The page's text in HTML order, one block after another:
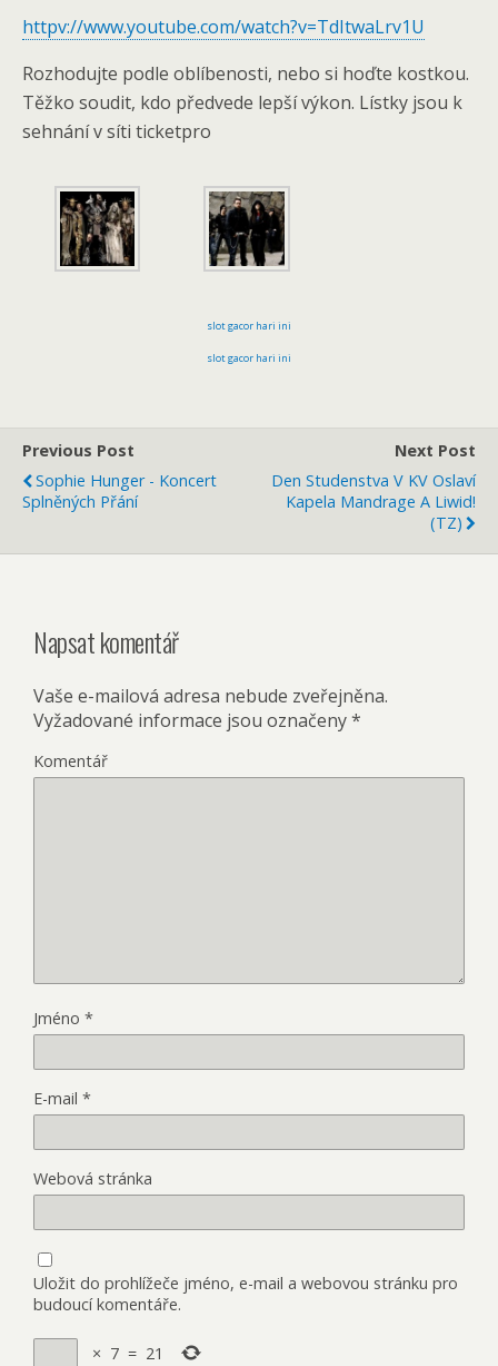
httpv://www.youtube.com/watch?v=TdItwaLrv1U
Rozhodujte podle oblíbenosti, nebo si hoďte kostkou.
Těžko soudit, kdo předvede lepší výkon. Lístky jsou k
sehnání v síti ticketpro
slot gacor hari ini
slot gacor hari ini
Previous Post
Sophie Hunger - Koncert
Splněných Přání
Next Post
Den Studenstva V KV Oslaví
Kapela Mandrage A Liwid!
(TZ)
Napsat komentář
Vaše e-mailová adresa nebude zveřejněna.
Vyžadované informace jsou označeny*
Komentář
Jméno *
E-mail *
Webová stránka
Uložit do prohlížeče jméno, e-mail a webovou stránku pro
budoucí komentáře.
× 7 = 21